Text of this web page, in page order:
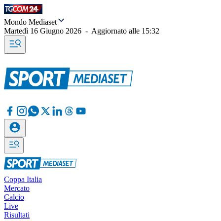
Mondo Mediaset
Martedì 16 Giugno 2026 - Aggiornato alle 15:32
Coppa Italia
Mercato
Calcio
Live
Risultati